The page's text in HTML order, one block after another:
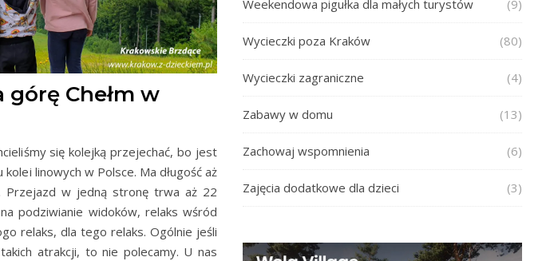
Chełm w
się kolejką przejechać, bo jest
linowych w Polsce. Ma długość aż
Przejazd w jedną stronę trwa aż 22
podziwianie widoków, relaks wśród
relaks, dla tego relaks. Ogólnie jeśli
atrakcji, to nie polecamy. U nas
Weekendowa pigułka dla małych turystów (9)
Wycieczki poza Kraków (80)
Wycieczki zagraniczne (4)
Zabawy w domu (13)
Zachowaj wspomnienia (6)
Zajęcia dodatkowe dla dzieci (3)